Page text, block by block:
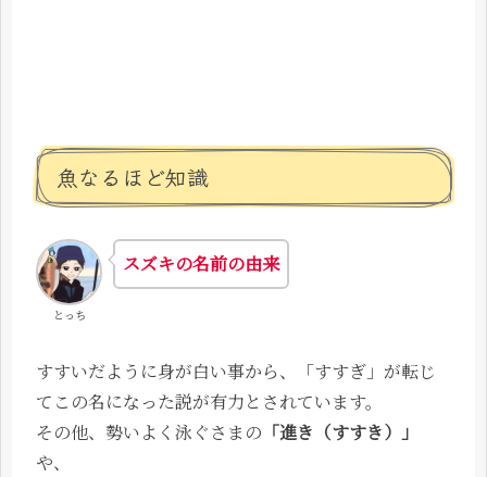
魚なるほど知識
とっち
スズキの名前の由来
すすいだように身が白い事から、「すすぎ」が転じ
てこの名になった説が有力とされています。
その他、勢いよく泳ぐさまの 「進き（すすき）」
や、